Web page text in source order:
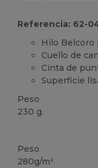
Referencia: 62-
Hilo Belcoro
Cuello de
Cinta de
Superficie
Peso
230 g.
Peso
280g/m²